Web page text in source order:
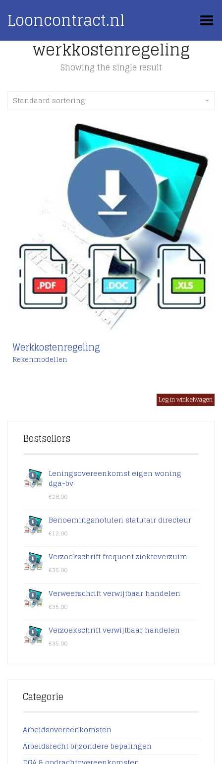
Looncontract.nl Toggle Menu
werkkostenregeling
Showing the single result
Standaard sortering
Werkkostenregeling
Rekenmodellen
Bestsellers
Leningsovereenkomst eigen woning
dga-bv
€26.00
Benoemingsnotulen statutair directeur
€12.00
Verzoekschrift frequent ziekteverzuim
€35.00
Verweerschrift verwijtbaar handelen
€35.00
Verzoekschrift verwijtbaar handelen
€35.00
Categorie
Arbeidsovereenkomsten
Arbeidsrecht bijzondere bepalingen